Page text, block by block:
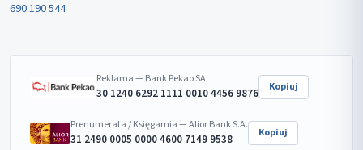
690 190 544
Reklama — Bank Pekao SA
30 1240 6292 1111 0010 4456 9876 Kopiuj
Prenumerata / Księgarnia — Alior Bank S.A.
31 2490 0005 0000 4600 7149 9538 Kopiuj